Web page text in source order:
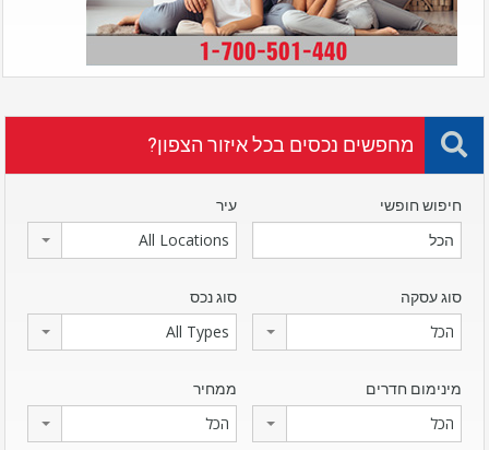
מחפשים נכסים בכל איזור הצפון?
חיפוש חופשי עיר
All Locations
סוג עסקה
הכל
סוג נכס
All Types
מינימום חדרים
הכל
ממחיר
הכל